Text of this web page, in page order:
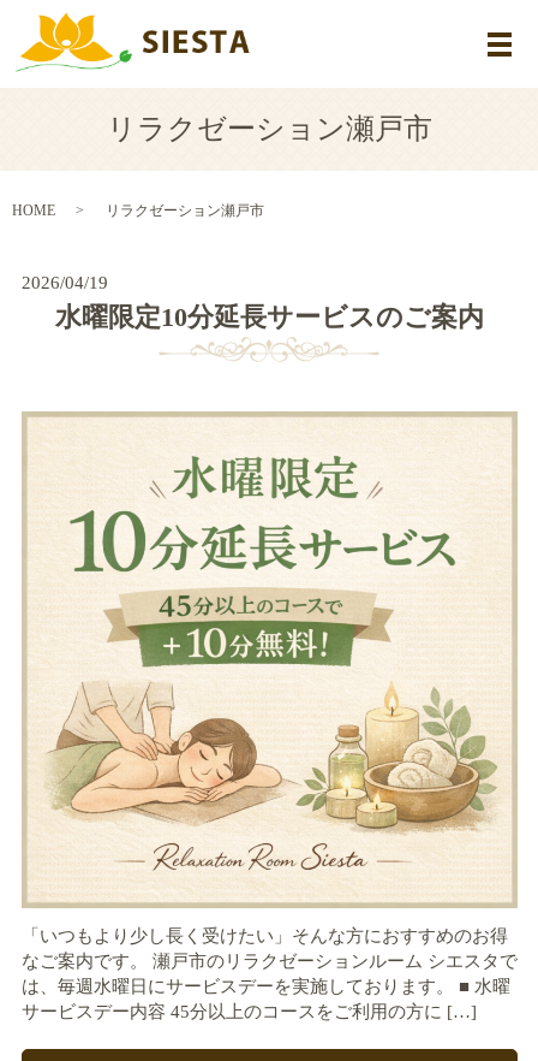
メ
リラクゼーション瀬戸市
HOME リラクゼーション瀬戸市
2026/04/19
水曜限定10分延長サービスのご案内
「いつもより少し長く受けたい」そんな方におすすめのお得
なご案内です。 瀬戸市のリラクゼーションルーム シエスタで
は、毎週水曜日にサービスデーを実施しております。 ■ 水曜
サービスデー内容 45分以上のコースをご利用の方に […]